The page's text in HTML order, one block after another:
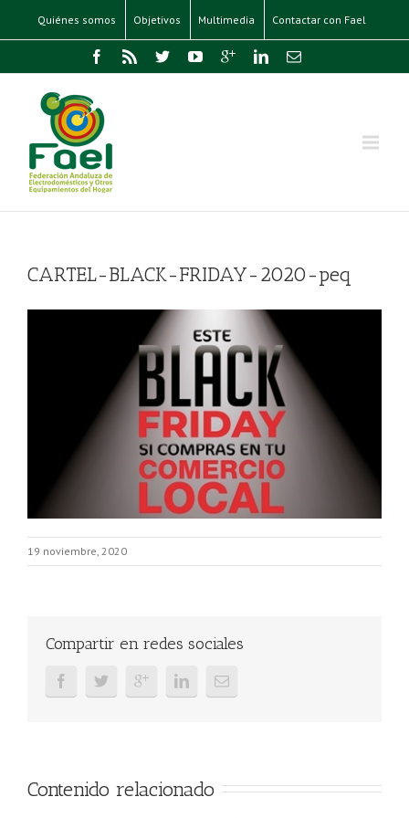
Quiénes somos Objetivos Multimedia Contactar con Fael
CARTEL-BLACK-FRIDAY-2020-peq
19 noviembre, 2020
Compartir en redes sociales
Contenido relacionado